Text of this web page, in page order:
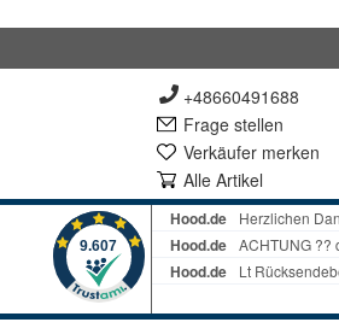
+48660491688
Frage stellen
Verkäufer merken
Alle Artikel